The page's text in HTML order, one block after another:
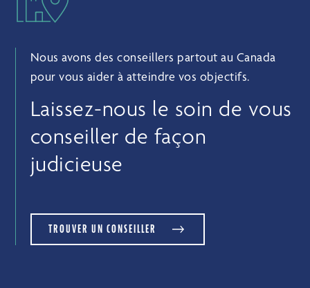
Nous avons des conseillers partout au Canada
pour vous aider à atteindre vos objectifs.
Laissez-nous le soin de vous
conseiller de façon
judicieuse
TROUVER UN CONSEILLER